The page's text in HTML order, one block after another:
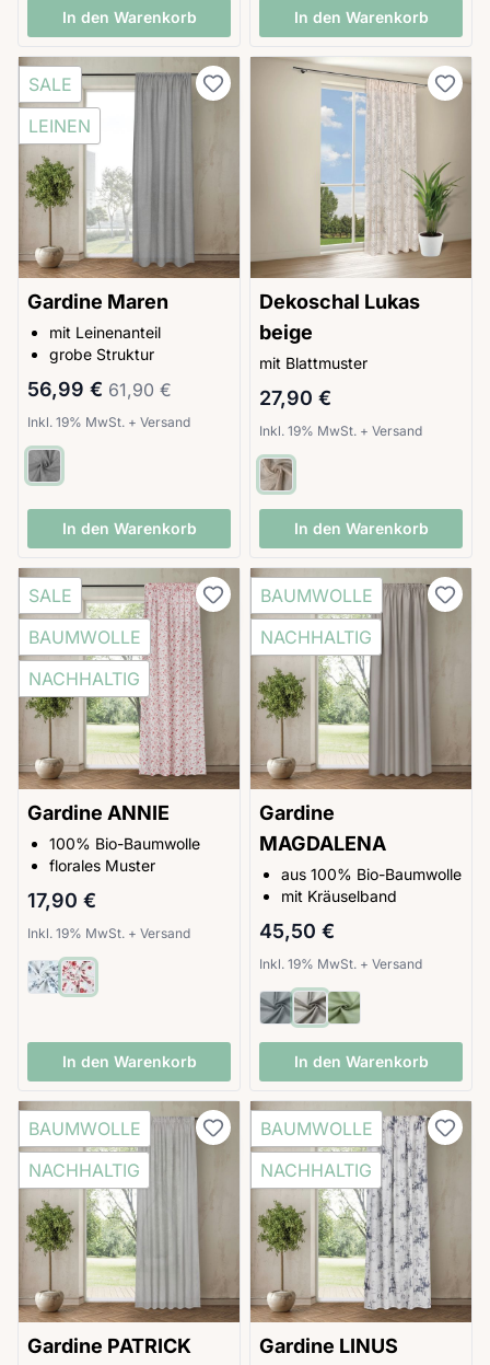
In den Warenkorb In den Warenkorb
SALE
LEINEN
Gardine Maren
mit Leinenanteil
grobe Struktur
Sonderpreis
56,99 € Regulärer Preis
61,90 €
Inkl. 19% MwSt. + Versand
In den Warenkorb
Dekoschal Lukas
beige
mit Blattmuster
27,90 €
Inkl. 19% MwSt. + Versand
In den Warenkorb
SALE
BAUMWOLLE
NACHHALTIG
Gardine ANNIE
100% Bio-Baumwolle
florales Muster
17,90 €
Inkl. 19% MwSt. + Versand
In den Warenkorb
BAUMWOLLE
NACHHALTIG
Gardine
MAGDALENA
aus 100% Bio-Baumwolle
mit Kräuselband
45,50 €
Inkl. 19% MwSt. + Versand
In den Warenkorb
BAUMWOLLE
NACHHALTIG
Gardine PATRICK
BAUMWOLLE
NACHHALTIG
Gardine LINUS